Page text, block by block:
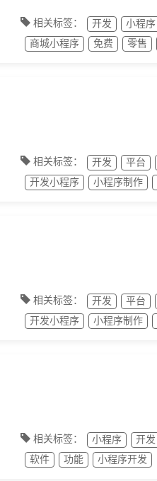
相关标签： 开发 小程序
商城小程序
免费 零售
相关标签： 开发 平台
开发小程序
小程序制作
相关标签： 开发 平台
开发小程序
小程序制作
相关标签： 小程序 开发
软件
功能 小程序开发